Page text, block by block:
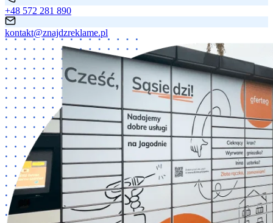
+48 572 281 890
kontakt@znajdzreklame.pl